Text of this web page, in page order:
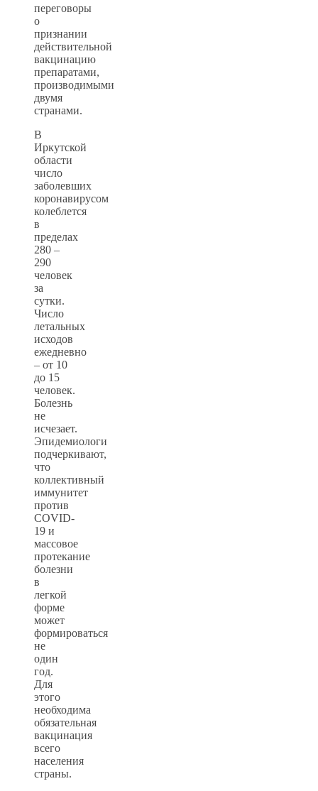
переговоры
о
признании
действительной
вакцинацию
препаратами,
производимыми
двумя
странами.
В
Иркутской
области
число
заболевших
коронавирусом
колеблется
в
пределах
280 –
290
человек
за
сутки.
Число
летальных
исходов
ежедневно
– от 10
до 15
человек.
Болезнь
не
исчезает.
Эпидемиологи
подчеркивают,
что
коллективный
иммунитет
против
COVID-
19 и
массовое
протекание
болезни
в
легкой
форме
может
формироваться
не
один
год.
Для
этого
необходима
обязательная
вакцинация
всего
населения
страны.